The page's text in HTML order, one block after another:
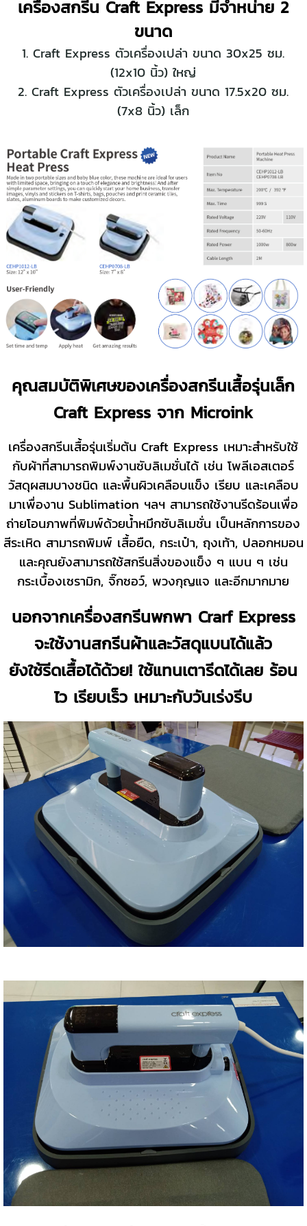
เครื่องสกรีน Craft Express มีจำหน่าย 2
ขนาด
1. Craft Express ตัวเครื่องเปล่า ขนาด 30x25 ซม.
(12x10 นิ้ว) ใหญ่
2. Craft Express ตัวเครื่องเปล่า ขนาด 17.5x20 ซม.
(7x8 นิ้ว) เล็ก
คุณสมบัติพิเศษของเครื่องสกรีนเสื้อรุ่นเล็ก
Craft Express จาก Microink
เครื่องสกรีนเสื้อรุ่นเริ่มต้น Craft Express เหมาะสำหรับใช้
กับผ้าที่สามารถพิมพ์งานซับลิเมชั่นได้ เช่น โพลีเอสเตอร์
วัสดุผสมบางชนิด และพื้นผิวเคลือบแข็ง เรียบ และเคลือบ
มาเพื่องาน Sublimation ฯลฯ สามารถใช้งานรีดร้อนเพื่อ
ถ่ายโอนภาพที่พิมพ์ด้วยน้ำหมึกซับลิเมชั่น เป็นหลักการของ
สีระเหิด สามารถพิมพ์ เสื้อยืด, กระเป๋า, ถุงเท้า, ปลอกหมอน
และคุณยังสามารถใช้สกรีนสิ่งของแข็ง ๆ แบน ๆ เช่น
กระเบื้องเซรามิก, จิ๊กซอว์, พวงกุญแจ และอีกมากมาย
นอกจากเครื่องสกรีนพกพา Crarf Express
จะใช้งานสกรีนผ้าและวัสดุแบนได้แล้ว
ยังใช้รีดเสื้อได้ด้วย! ใช้แทนเตารีดได้เลย ร้อน
ไว เรียบเร็ว เหมาะกับวันเร่งรีบ